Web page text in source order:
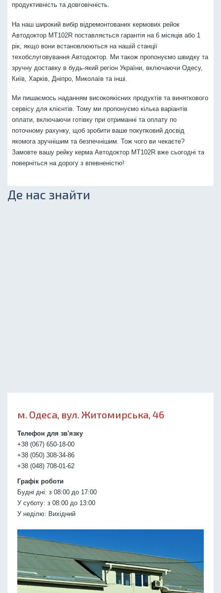
продуктивність та довговічність.
На наш широкий вибір відремонтованих кермових рейок
Автодоктор MT102R поставляється гарантія на 6 місяців або 1
рік, якщо вони встановлюються на нашій станції
техобслуговування Автодоктор. Ми також пропонуємо швидку та
зручну доставку в будь-який регіон України, включаючи Одесу,
Київ, Харків, Дніпро, Миколаїв та інші.
Ми пишаємось наданням високоякісних продуктів та виняткового
сервісу для клієнтів. Тому ми пропонуємо кілька варіантів
оплати, включаючи готівку при отриманні та оплату по
поточному рахунку, щоб зробити ваше покупковий досвід
якомога зручнішим та безпечнішим. Тож чого ви чекаєте?
Замовте вашу рейку керма Автодоктор MT102R вже сьогодні та
поверніться на дорогу з впевненістю!
Де нас знайти
м. Одеса, вул. Житомирська, 46
Телефон для зв'язку
+38 (067) 650-18-00
+38 (050) 308-34-86
+38 (048) 708-01-62
Графік роботи
Будні дні: з 08:00 до 17:00
У суботу: з 08:00 до 13:00
У неділю: Вихідний